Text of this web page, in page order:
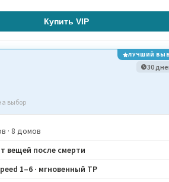
Купить VIP
ЛУЧШИЙ
30
выбор
· 8 домов
вещей после смерти
1–6 · мгновенный TP